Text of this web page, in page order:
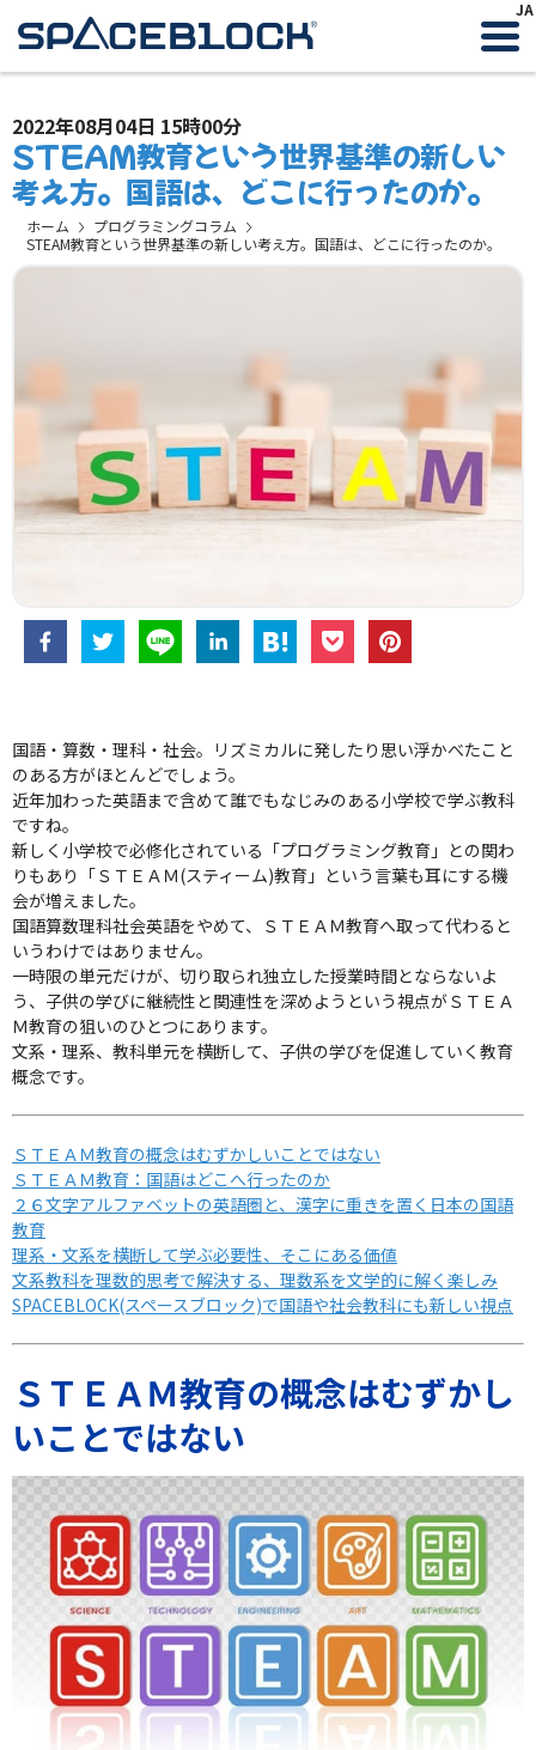
JA
2022年08月04日 15時00分
STEAM教育という世界基準の新しい
考え方。国語は、どこに行ったのか。
ホーム
プログラミングコラム
STEAM教育という世界基準の新しい考え方。国語は、どこに行ったのか。
国語・算数・理科・社会。リズミカルに発したり思い浮かべたこと
のある方がほとんどでしょう。
近年加わった英語まで含めて誰でもなじみのある小学校で学ぶ教科
ですね。
新しく小学校で必修化されている「プログラミング教育」との関わ
りもあり「ＳＴＥＡＭ(スティーム)教育」という言葉も耳にする機
会が増えました。
国語算数理科社会英語をやめて、ＳＴＥＡＭ教育へ取って代わると
いうわけではありません。
一時限の単元だけが、切り取られ独立した授業時間とならないよ
う、子供の学びに継続性と関連性を深めようという視点がＳＴＥＡ
Ｍ教育の狙いのひとつにあります。
文系・理系、教科単元を横断して、子供の学びを促進していく教育
概念です。
ＳＴＥＡＭ教育の概念はむずかしいことではない
ＳＴＥＡＭ教育：国語はどこへ行ったのか
２６文字アルファベットの英語圏と、漢字に重きを置く日本の国語
教育
理系・文系を横断して学ぶ必要性、そこにある価値
文系教科を理数的思考で解決する、理数系を文学的に解く楽しみ
SPACEBLOCK(スペースブロック)で国語や社会教科にも新しい視点
ＳＴＥＡＭ教育の概念はむずかし
いことではない